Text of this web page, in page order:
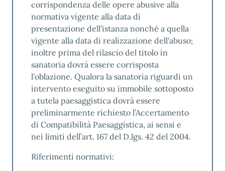
L’organizzazione persegue il miglioramento
continuo dell’efficacia e dell’efficienza dei
propri servizi a beneficio di tutte le parti
interessate.
Nel rispetto di questo principio sono avviate
per l’anno 2026 le seguenti azioni di
miglioramento:
1. Sviluppo nuovo Portale del front-office del
SUE
2. Prosecuzione della digitalizzazione delle
corrispondenza delle opere abusive alla
normativa vigente alla data di
presentazione dell'istanza nonché a quella
vigente alla data di realizzazione dell'abuso;
inoltre prima del rilascio del titolo in
sanatoria dovrà essere corrisposta
l'oblazione. Qualora la sanatoria riguardi un
intervento eseguito su immobile sottoposto
a tutela paesaggistica dovrà essere
preliminarmente richiesto l’Accertamento
di Compatibilità Paesaggistica, ai sensi e
nei limiti dell’art. 167 del D.lgs. 42 del 2004.
Riferimenti normativi: